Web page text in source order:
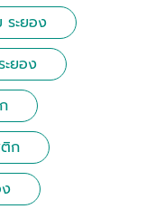
ระยอง
ะยอง
ก